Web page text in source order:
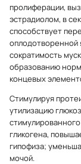
пролиферации,
эстрадиолом, в
способствует
оплодотворенной
сократимость
образованию
концевых
Стимулируя
утилизацию
гликогена,
гипофиза;
мочой.